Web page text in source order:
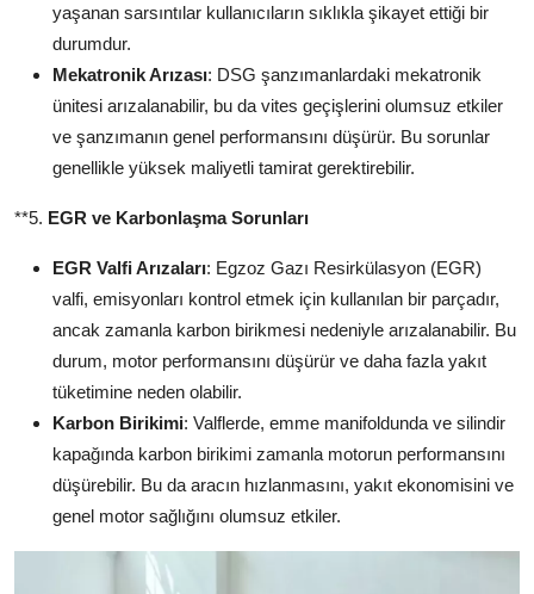
yaşanan sarsıntılar kullanıcıların sıklıkla şikayet ettiği bir
durumdur.
Mekatronik Arızası: DSG şanzımanlardaki mekatronik
ünitesi arızalanabilir, bu da vites geçişlerini olumsuz etkiler
ve şanzımanın genel performansını düşürür. Bu sorunlar
genellikle yüksek maliyetli tamirat gerektirebilir.
**5. EGR ve Karbonlaşma Sorunları
EGR Valfi Arızaları: Egzoz Gazı Resirkülasyon (EGR)
valfi, emisyonları kontrol etmek için kullanılan bir parçadır,
ancak zamanla karbon birikmesi nedeniyle arızalanabilir. Bu
durum, motor performansını düşürür ve daha fazla yakıt
tüketimine neden olabilir.
Karbon Birikimi: Valflerde, emme manifoldunda ve silindir
kapağında karbon birikimi zamanla motorun performansını
düşürebilir. Bu da aracın hızlanmasını, yakıt ekonomisini ve
genel motor sağlığını olumsuz etkiler.